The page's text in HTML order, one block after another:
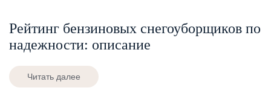
Рейтинг бензиновых снегоуборщиков по
надежности: описание
Читать далее